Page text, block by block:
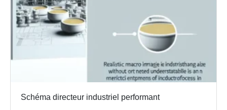
Schéma directeur industriel performant